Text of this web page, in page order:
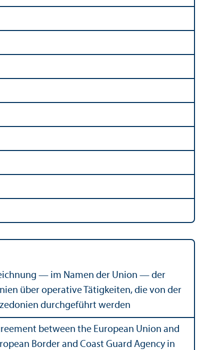
— im Namen der Union — der
über operative Tätigkeiten, die von der
durchgeführt werden
between the European Union and
Border and Coast Guard Agency in